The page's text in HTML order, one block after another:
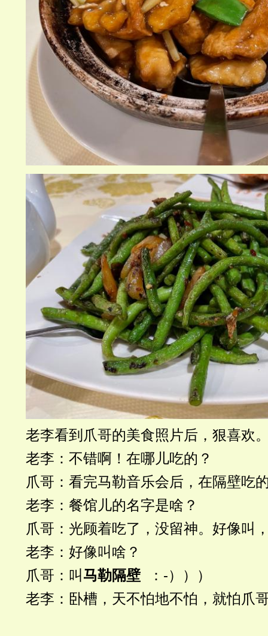
老李看到爪哥的美食照片后，狠喜欢
老李：不错啊！在哪儿吃的？
爪哥：看完马勒音乐会后，在隔壁吃
老李：餐馆儿的名字是啥？
爪哥：光顾着吃了，没留神。好像叫
老李：好像叫啥？
爪哥：叫 马勒隔壁 ：-）））
老李：卧槽，天不怕地不怕，就怕爪